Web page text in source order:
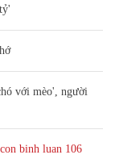
với mèo', người
106